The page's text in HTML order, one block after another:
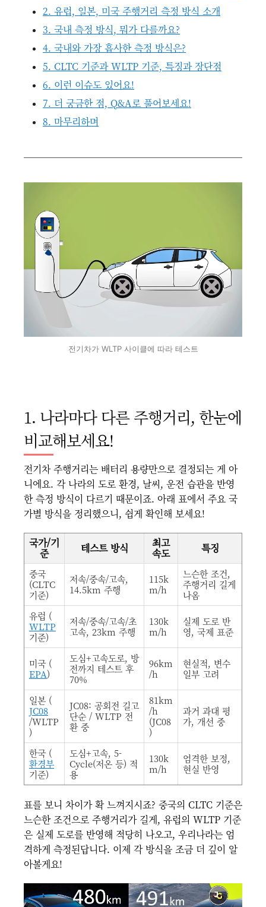
2. 유럽, 일본, 미국 주행거리 측정 방식 소개
3. 국내 측정 방식, 뭐가 다를까요?
4. 국내와 가장 흡사한 측정 방식은?
5. CLTC 기준과 WLTP 기준, 특징과 장단점
6. 이런 이슈도 있어요!
7. 더 궁금한 점, Q&A로 풀어보세요!
8. 마무리하며
전기차가 WLTP 사이클에 따라 테스트
1. 나라마다 다른 주행거리, 한눈에
비교해보세요!
전기차 주행거리는 배터리 용량만으로 결정되는 게 아
니에요. 각 나라의 도로 환경, 날씨, 운전 습관을 반영
한 측정 방식이 다르기 때문이죠. 아래 표에서 주요 국
가별 방식을 정리했으니, 쉽게 확인해 보세요!
국가/기
준 테스트 방식 최고
속도 특징
중국
(CLTC
기준)
저속/중속/고속,
14.5km 주행
115k
m/h
느슨한 조건,
주행거리 길게
나옴
유럽 (
WLTP
기준)
저속/중속/고속/초
고속, 23km 주행
130k
m/h
실제 도로 반
영, 국제 표준
미국 (
EPA)
도심+고속도로, 방
전까지 테스트 후
70%
96km
/h
현실적, 변수
일부 고려
일본 (
JC08
/WLTP
)
JC08: 공회전 길고
단순 / WLTP 전
환 중
81km
/h
(JC08
)
과거 과대 평
가, 개선 중
한국 (
환경부
기준)
도심+고속, 5-
Cycle(저온 등) 적
용
130k
m/h
엄격한 보정,
현실 반영
표를 보니 차이가 확 느껴지시죠? 중국의 CLTC 기준은
느슨한 조건으로 주행거리가 길게, 유럽의 WLTP 기준
은 실제 도로를 반영해 적당히 나오고, 우리나라는 엄
격하게 측정된답니다. 이제 각 방식을 조금 더 깊이 알
아볼게요!